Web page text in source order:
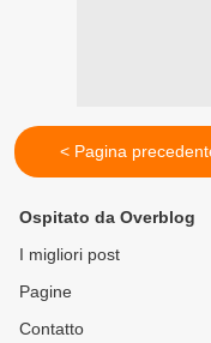
< Pagina
Ospitato da Overblog
I migliori post
Pagine
Contatto